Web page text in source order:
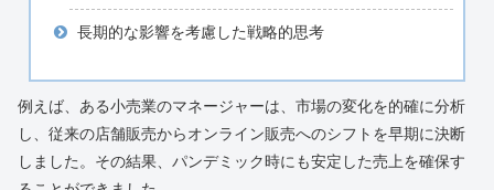
長期的な影響を考慮した戦略的思考
例えば、ある小売業のマネージャーは、市場の変化を的確に分析
し、従来の店舗販売からオンライン販売へのシフトを早期に決断
しました。その結果、パンデミック時にも安定した売上を確保す